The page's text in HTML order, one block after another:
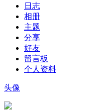
日志
相册
主题
分享
好友
留言板
个人资料
头像